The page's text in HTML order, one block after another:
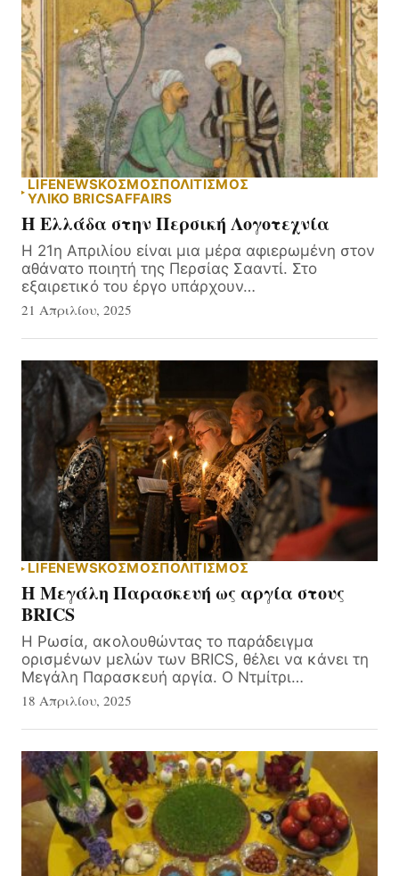
LIFENEWSΚΟΣΜΟΣΠΟΛΙΤΙΣΜΟΣ
ΥΛΙΚΌ BRICSAFFAIRS
Η Ελλάδα στην Περσική Λογοτεχνία
Η 21η Απριλίου είναι μια μέρα αφιερωμένη στον
αθάνατο ποιητή της Περσίας Σααντί. Στο
εξαιρετικό του έργο υπάρχουν…
21 Απριλίου, 2025
LIFENEWSΚΟΣΜΟΣΠΟΛΙΤΙΣΜΟΣ
Η Μεγάλη Παρασκευή ως αργία στους
BRICS
Η Ρωσία, ακολουθώντας το παράδειγμα
ορισμένων μελών των BRICS, θέλει να κάνει τη
Μεγάλη Παρασκευή αργία. Ο Ντμίτρι…
18 Απριλίου, 2025